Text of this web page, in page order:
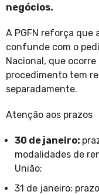
negócios.
A PGFN reforça que
confunde com o
Nacional, que
procedimento tem
separadamente.
Atenção aos prazos
30 de janeiro:
modalidades de
União;
31 de janeiro: